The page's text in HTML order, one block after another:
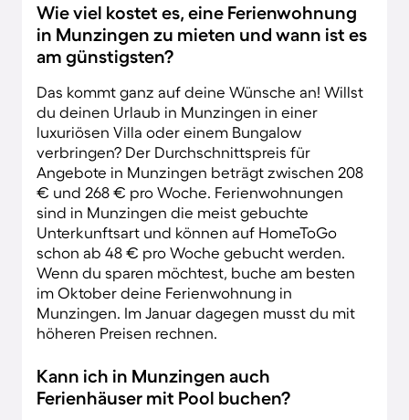
Wie viel kostet es, eine Ferienwohnung
in Munzingen zu mieten und wann ist es
am günstigsten?
Das kommt ganz auf deine Wünsche an! Willst
du deinen Urlaub in Munzingen in einer
luxuriösen Villa oder einem Bungalow
verbringen? Der Durchschnittspreis für
Angebote in Munzingen beträgt zwischen 208
€ und 268 € pro Woche. Ferienwohnungen
sind in Munzingen die meist gebuchte
Unterkunftsart und können auf HomeToGo
schon ab 48 € pro Woche gebucht werden.
Wenn du sparen möchtest, buche am besten
im Oktober deine Ferienwohnung in
Munzingen. Im Januar dagegen musst du mit
höheren Preisen rechnen.
Kann ich in Munzingen auch
Ferienhäuser mit Pool buchen?